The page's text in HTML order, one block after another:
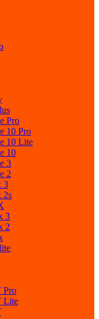
Pro
10 Pro
10 Lite
10
3
2
3
2s
3
2
Pro
Lite